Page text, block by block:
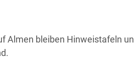
Almen bleiben Hinweistafeln